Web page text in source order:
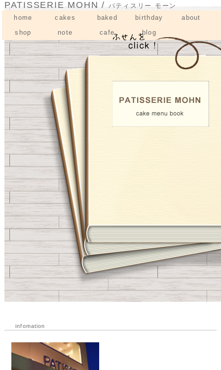
PATISSERIE MOHN / パティスリー モーン
home
cakes baked birthday
about
shop
note cafe blog
オーガニック素材のこだわりフランス菓子を“Sweets
infomation